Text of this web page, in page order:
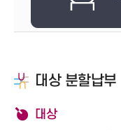
대상 분할납부
대상